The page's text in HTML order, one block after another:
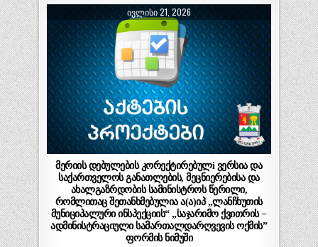
ᲘᲕᲚᲘᲡᲘ 21, 2026
მერიის დებულების კორექტირებულi ვერსია და
საქართველოს განათლების, მეცნიერებისა და
ახალგაზრდობის სამინისტროს წერილი,
რომლითაც შეთანხმებულია ა(ა)იპ „ლანჩხუთის
მუნიციპალური ინსპექციის“ „საჯარიმო ქვითრის −
ადმინისტრაციული სამართალდარღვევის ოქმის”
ფორმის ნიმუში